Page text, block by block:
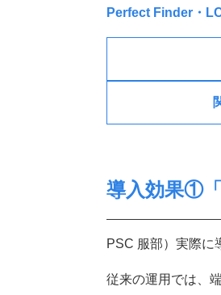
Perfect Finder・
導入効果①「
PSC 服部）実際に
従来の運用では、